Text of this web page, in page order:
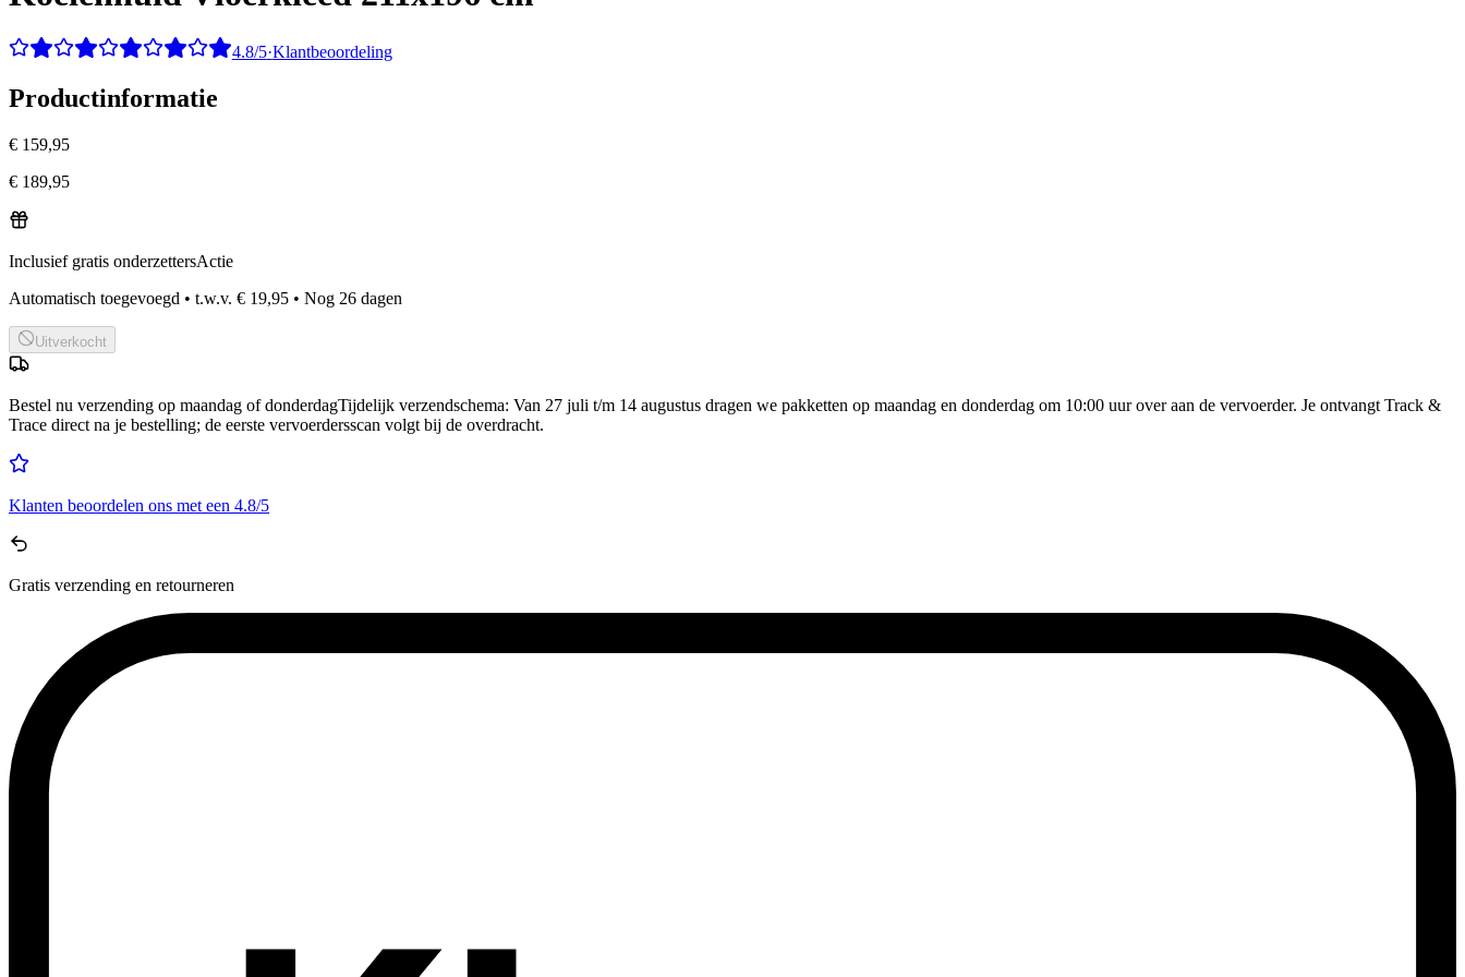
4.8/5·Klantbeoordeling
Productinformatie
€ 159,95
€ 189,95
Inclusief gratis onderzettersActie
Automatisch toegevoegd • t.w.v. € 19,95 • Nog 26 dagen
Uitverkocht
Bestel nu verzending op maandag of donderdagTijdelijk verzendschema: Van 27 juli t/m 14 augustus dragen we pakketten op maandag en donderdag om 10:00 uur over aan de vervoerder. Je ontvangt Track &
Trace direct na je bestelling; de eerste vervoerdersscan volgt bij de overdracht.
Klanten beoordelen ons met een 4.8/5
Gratis verzending en retourneren